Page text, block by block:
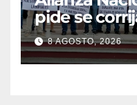
pide se
8 AGOSTO, 2026